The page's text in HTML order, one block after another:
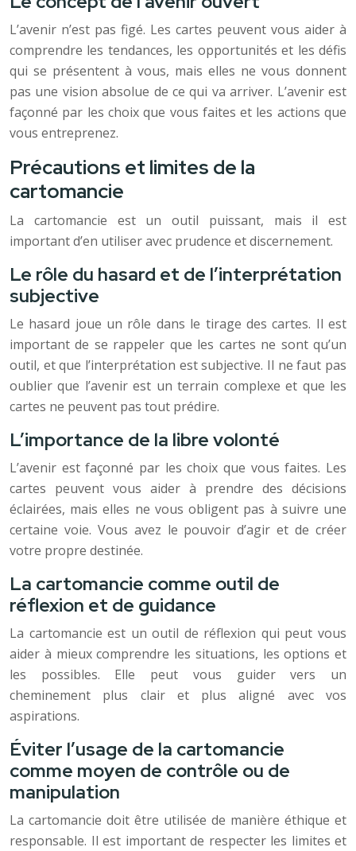
L’avenir n’est pas figé. Les cartes peuvent vous aider à
comprendre les tendances, les opportunités et les défis
qui se présentent à vous, mais elles ne vous donnent
pas une vision absolue de ce qui va arriver. L’avenir est
façonné par les choix que vous faites et les actions que
vous entreprenez.
Précautions et limites de la
cartomancie
La cartomancie est un outil puissant, mais il est
important d’en utiliser avec prudence et discernement.
Le rôle du hasard et de l’interprétation
subjective
Le hasard joue un rôle dans le tirage des cartes. Il est
important de se rappeler que les cartes ne sont qu’un
outil, et que l’interprétation est subjective. Il ne faut pas
oublier que l’avenir est un terrain complexe et que les
cartes ne peuvent pas tout prédire.
L’importance de la libre volonté
L’avenir est façonné par les choix que vous faites. Les
cartes peuvent vous aider à prendre des décisions
éclairées, mais elles ne vous obligent pas à suivre une
certaine voie. Vous avez le pouvoir d’agir et de créer
votre propre destinée.
La cartomancie comme outil de
réflexion et de guidance
La cartomancie est un outil de réflexion qui peut vous
aider à mieux comprendre les situations, les options et
les possibles. Elle peut vous guider vers un
cheminement plus clair et plus aligné avec vos
aspirations.
Éviter l’usage de la cartomancie
comme moyen de contrôle ou de
manipulation
La cartomancie doit être utilisée de manière éthique et
responsable. Il est important de respecter les limites et